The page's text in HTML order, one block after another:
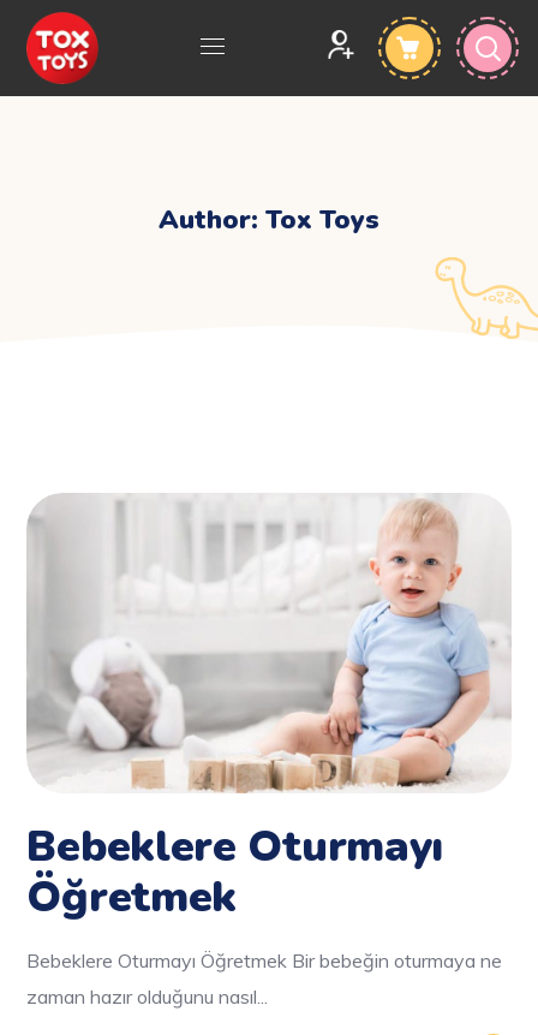
Author: Tox Toys
Bebeklere Oturmayı
Öğretmek
Bebeklere Oturmayı Öğretmek Bir bebeğin oturmaya ne
zaman hazır olduğunu nasıl...